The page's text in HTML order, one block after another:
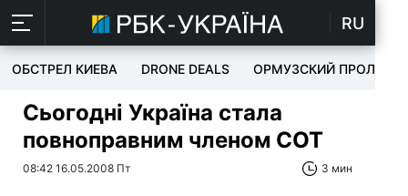
RU
ОБСТРЕЛ КИЕВА DRONE DEALS ОРМУЗСКИЙ ПРОЛИВ
Сьогодні Україна стала
повноправним членом СОТ
08:42 16.05.2008 Пт 3 мин